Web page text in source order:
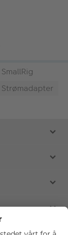
SmallRig
Strømadapter